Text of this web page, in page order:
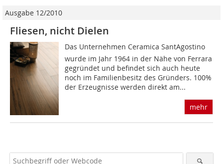
Ausgabe 12/2010
Fliesen, nicht Dielen
Das Unternehmen Ceramica SantAgostino
wurde im Jahr 1964 in der Nähe von Ferrara
gegründet und befindet sich auch heute
noch im Familienbesitz des Gründers. 100%
der Erzeugnisse werden direkt am...
mehr